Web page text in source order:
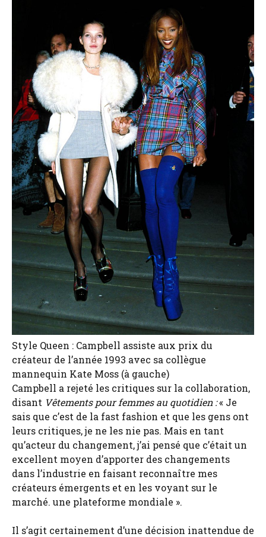
Style Queen : Campbell assiste aux prix du
créateur de l’année 1993 avec sa collègue
mannequin Kate Moss (à gauche)
Campbell a rejeté les critiques sur la collaboration,
disant Vêtements pour femmes au quotidien :« Je
sais que c’est de la fast fashion et que les gens ont
leurs critiques, je ne les nie pas. Mais en tant
qu’acteur du changement, j’ai pensé que c’était un
excellent moyen d’apporter des changements
dans l’industrie en faisant reconnaître mes
créateurs émergents et en les voyant sur le
marché. une plateforme mondiale ».
Il s’agit certainement d’une décision inattendue de